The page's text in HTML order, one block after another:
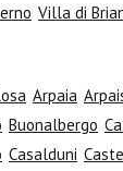
Villa di
Arpaia
Buonalbergo
Casalduni